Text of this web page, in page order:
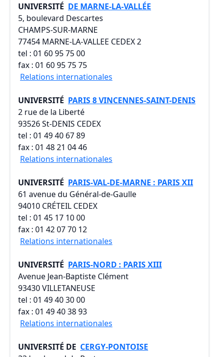
UNIVERSITÉ DE MARNE-LA-VALLÉE
5, boulevard Descartes
CHAMPS-SUR-MARNE
77454 MARNE-LA-VALLEE CEDEX 2
tel : 01 60 95 75 00
fax : 01 60 95 75 75
Relations internationales
UNIVERSITÉ PARIS 8 VINCENNES-SAINT-DENIS
2 rue de la Liberté
93526 St-DENIS CEDEX
tel : 01 49 40 67 89
fax : 01 48 21 04 46
Relations internationales
UNIVERSITÉ PARIS-VAL-DE-MARNE : PARIS XII
61 avenue du Général-de-Gaulle
94010 CRÉTEIL CEDEX
tel : 01 45 17 10 00
fax : 01 42 07 70 12
Relations internationales
UNIVERSITÉ PARIS-NORD : PARIS XIII
Avenue Jean-Baptiste Clément
93430 VILLETANEUSE
tel : 01 49 40 30 00
fax : 01 49 40 38 93
Relations internationales
UNIVERSITÉ DE CERGY-PONTOISE